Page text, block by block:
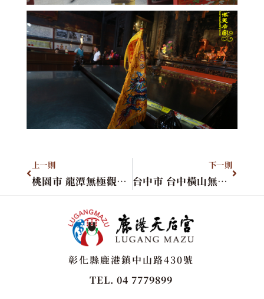
上一則
桃園市 龍潭無極觀音宮
下一則
台中市 台中橫山無極聖凰宮
彰化縣鹿港鎮中山路430號
TEL. 04 7779899